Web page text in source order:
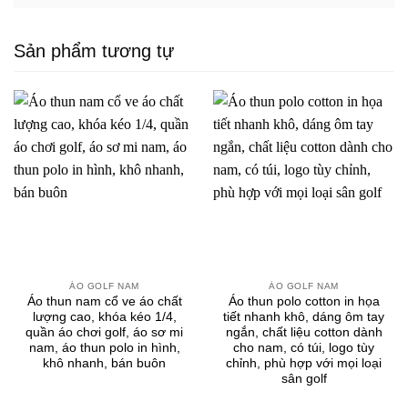
Sản phẩm tương tự
ÁO GOLF NAM
Áo thun nam cổ ve áo chất
lượng cao, khóa kéo 1/4,
quần áo chơi golf, áo sơ mi
nam, áo thun polo in hình,
khô nhanh, bán buôn
ÁO GOLF NAM
Áo thun polo cotton in họa
tiết nhanh khô, dáng ôm tay
ngắn, chất liệu cotton dành
cho nam, có túi, logo tùy
chỉnh, phù hợp với mọi loại
sân golf